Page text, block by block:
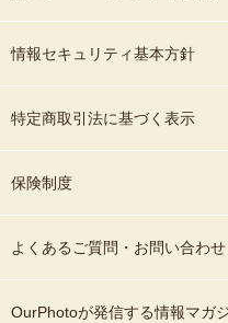
情報セキュリティ基本方針
特定商取引法に基づく表示
保険制度
よくあるご質問・お問い合わせ
OurPhotoが発信する情報マガ